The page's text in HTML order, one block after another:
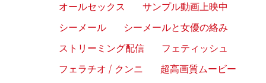
オールセックス
サンプル動画上映中
シーメール
シーメールと女優の絡み
ストリーミング配信
フェティッシュ
フェラチオ / クンニ
超高画質ムービー